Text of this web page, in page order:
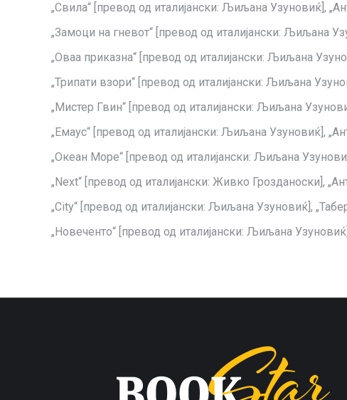
„Свила“ [превод од италијански: Љиљана Узуновиќ],
„Замоци на гневот“ [превод од италијански: Љиљана
„Оваа приказна“ [превод од италијански: Љиљана
„Трипати взори“ [превод од италијански: Љиљана
„Мистер Гвин“ [превод од италијански: Љиљана
„Емаус“ [превод од италијански: Љиљана Узуновиќ],
„Океан Море“ [превод од италијански: Љиљана
„Next“ [превод од италијански: Живко Грозданоски],
„City“ [превод од италијански: Љиљана Узуновиќ],
„Новеченто“ [превод од италијански: Љиљана